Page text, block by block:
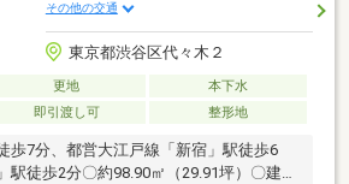
その他の交通
東京都渋谷区代々木２
更地
本下水
即引渡し可 整形地
歩7分、都営大江戸線「新宿」駅徒歩6
駅徒歩2分〇約98.90㎡（29.91坪）〇建物